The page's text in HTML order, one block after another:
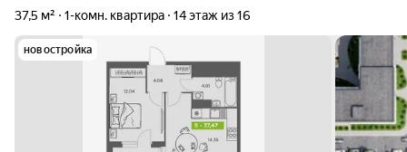
37,5 м²
1-комн. квартира 14 этаж из 16
новостройка